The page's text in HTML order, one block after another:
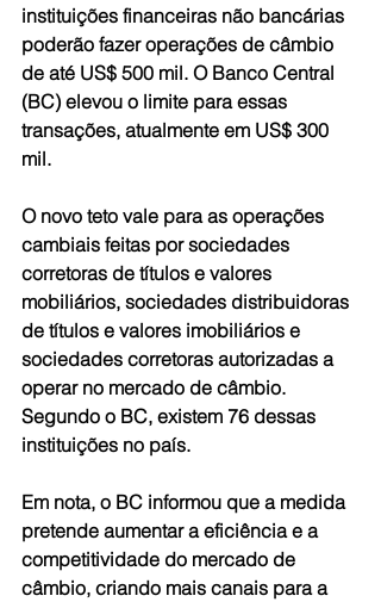
instituições financeiras não bancárias
poderão fazer operações de câmbio
de até US$ 500 mil. O Banco Central
(BC) elevou o limite para essas
transações, atualmente em US$ 300
mil.
O novo teto vale para as operações
cambiais feitas por sociedades
corretoras de títulos e valores
mobiliários, sociedades distribuidoras
de títulos e valores imobiliários e
sociedades corretoras autorizadas a
operar no mercado de câmbio.
Segundo o BC, existem 76 dessas
instituições no país.
Em nota, o BC informou que a medida
pretende aumentar a eficiência e a
competitividade do mercado de
câmbio, criando mais canais para a